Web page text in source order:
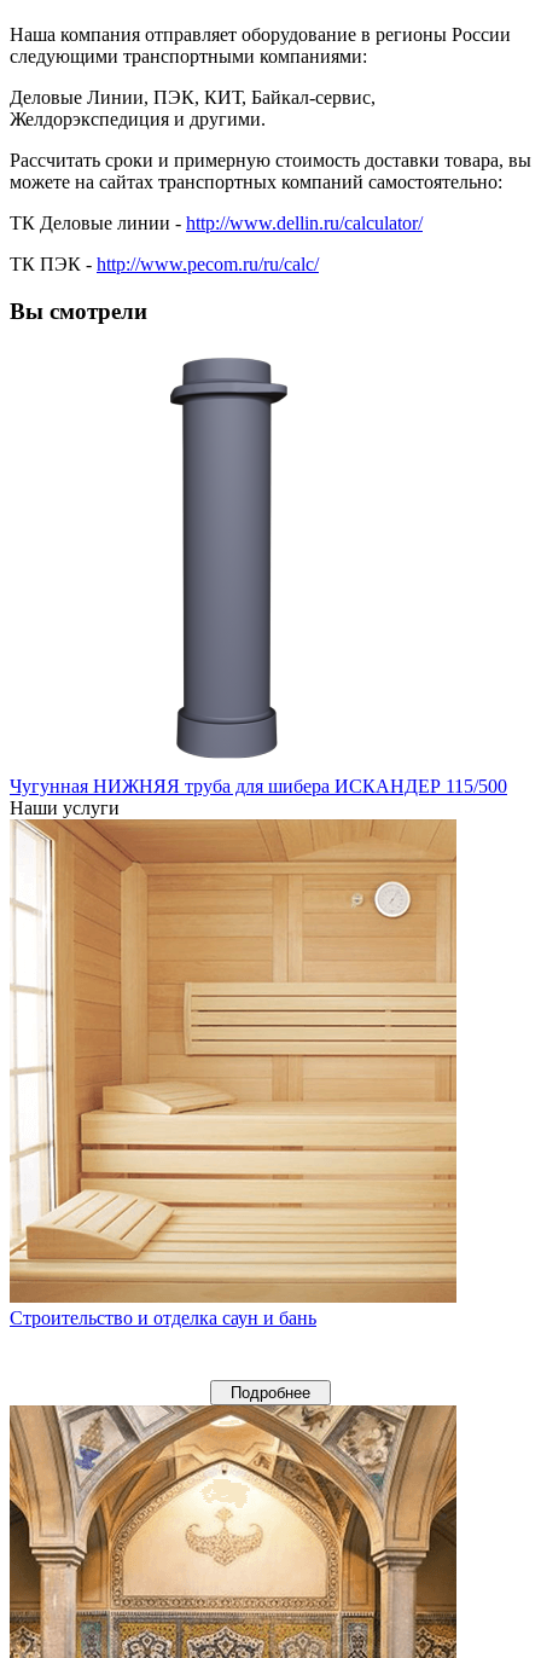
Наша компания отправляет оборудование в регионы России
следующими транспортными компаниями:
Деловые Линии, ПЭК, КИТ, Байкал-сервис,
Желдорэкспедиция и другими.
Рассчитать сроки и примерную стоимость доставки товара, вы
можете на сайтах транспортных компаний самостоятельно:
ТК Деловые линии - http://www.dellin.ru/calculator/
ТК ПЭК - http://www.pecom.ru/ru/calc/
Вы смотрели
Чугунная НИЖНЯЯ труба для шибера ИСКАНДЕР 115/500
Наши услуги
Строительство и отделка саун и бань
Подробнее